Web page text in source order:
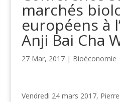
marchés
européens à
Anji Bai Cha
27 Mar, 2017| Bioéconomie
Vendredi 24 mars 2017,